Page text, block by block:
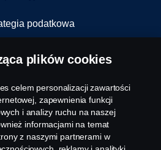
podatkowa
plików cookies
celem personalizacji zawartości
zapewnienia funkcji
i analizy ruchu na naszej
informacjami na temat
z naszymi partnerami w